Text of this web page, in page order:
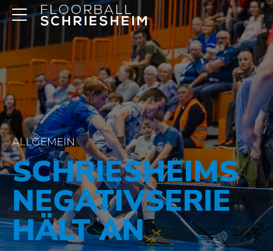
ALLGEMEIN
SCHRIESHEIMS
NEGATIVSERIE
HÄLT AN